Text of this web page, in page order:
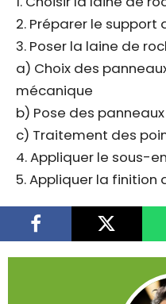
2. Préparer le support
3. Poser la laine de
a) Choix des
mécanique
b) Pose des panneaux
c) Traitement des
4. Appliquer le sous-
5. Appliquer la finition